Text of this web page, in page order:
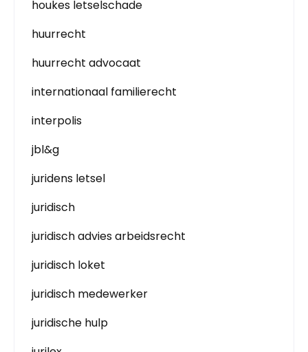
houkes letselschade
huurrecht
huurrecht advocaat
internationaal familierecht
interpolis
jbl&g
juridens letsel
juridisch
juridisch advies arbeidsrecht
juridisch loket
juridisch medewerker
juridische hulp